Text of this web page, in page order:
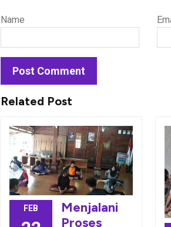
Name
Related Post
FEB
Menjalani
Proses